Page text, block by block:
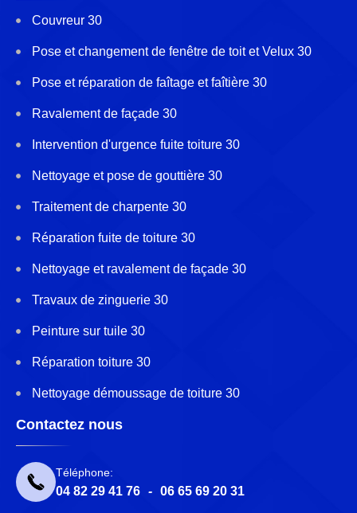
Couvreur 30
Pose et changement de fenêtre de toit et Velux 30
Pose et réparation de faîtage et faîtière 30
Ravalement de façade 30
Intervention d'urgence fuite toiture 30
Nettoyage et pose de gouttière 30
Traitement de charpente 30
Réparation fuite de toiture 30
Nettoyage et ravalement de façade 30
Travaux de zinguerie 30
Peinture sur tuile 30
Réparation toiture 30
Nettoyage démoussage de toiture 30
Contactez nous
Téléphone:
04 82 29 41 76 - 06 65 69 20 31